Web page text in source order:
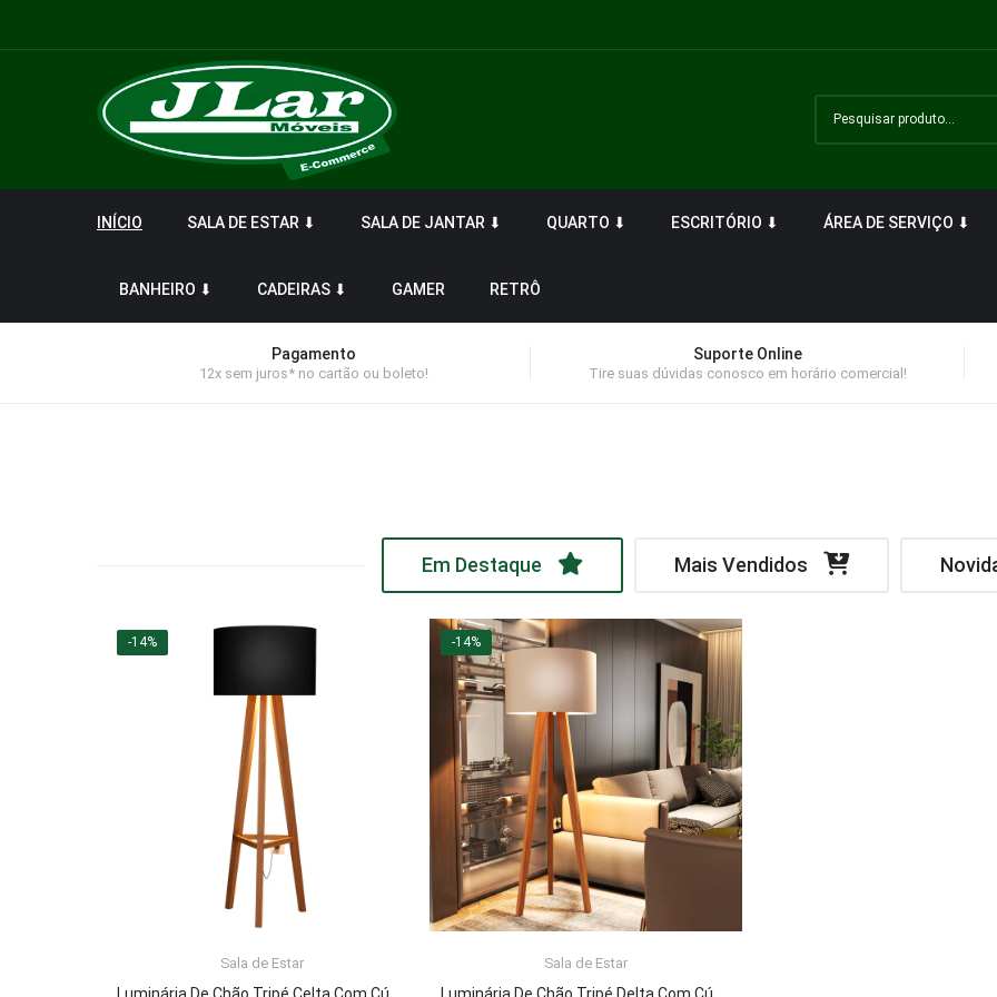
INÍCIO SALA DE ESTAR ⬇ SALA DE JANTAR ⬇ QUARTO ⬇ ESCRITÓRIO ⬇ ÁREA DE SERVIÇO ⬇
BANHEIRO ⬇ CADEIRAS ⬇ GAMER RETRÔ
Pagamento
12x sem juros* no cartão ou boleto!
Suporte Online
Tire suas dúvidas conosco em horário comercial!
Em Destaque Mais Vendidos
-14%
Sala de Estar
ADICIONAR AO CARRINHO
-14%
Sala de Estar
LER MAIS